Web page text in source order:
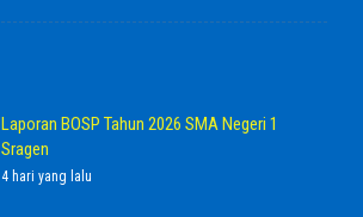
Laporan BOSP Tahun 2026 SMA Negeri 1
Sragen
4 hari yang lalu